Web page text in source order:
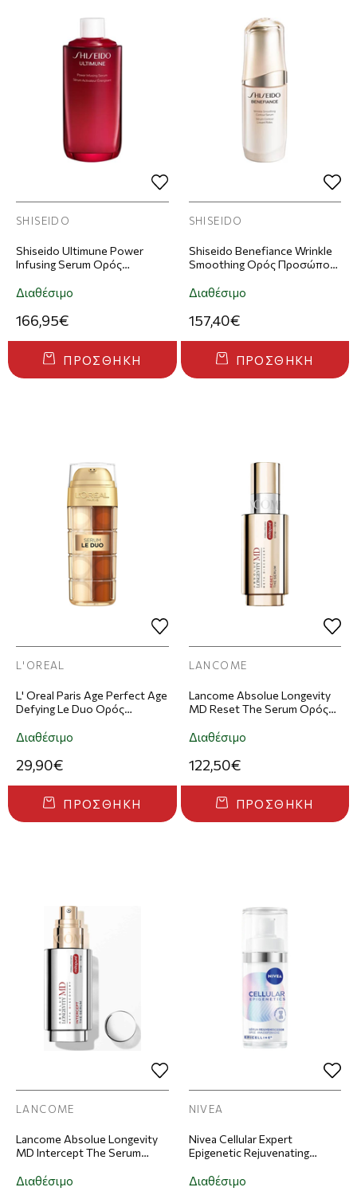
SHISEIDO
Shiseido Ultimune Power
Infusing Serum Ορός
Διαθέσιμο
166,95€
ΠΡΟΣΘΉΚΗ
SHISEIDO
Shiseido Benefiance Wrinkle
Smoothing Ορός Προσώπου
Διαθέσιμο
157,40€
ΠΡΟΣΘΉΚΗ
L'OREAL
L' Oreal Paris Age Perfect Age
Defying Le Duo Oρός
Αντιγήρανσης, 30ml
Διαθέσιμο
29,90€
ΠΡΟΣΘΉΚΗ
LANCOME
Lancome Absolue Longevity
MD Reset The Serum Ορός
Διαθέσιμο
122,50€
ΠΡΟΣΘΉΚΗ
LANCOME
Lancome Absolue Longevity
MD Intercept The Serum
Διαθέσιμο
NIVEA
Nivea Cellular Expert
Epigenetic Rejuvenating
Αναζωογόνηση 30ml
Διαθέσιμο